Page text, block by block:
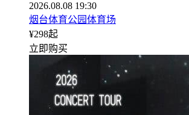
2026.08.08 19:30
烟台体育公园体育场
¥298起
立即购买